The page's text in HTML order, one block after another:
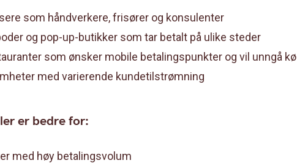
som håndverkere, frisører og konsulenter
og pop-up-butikker som tar betalt på ulike steder
som ønsker mobile betalingspunkter og vil unngå kø
med varierende kundetilstrømning
er bedre for:
med høy betalingsvolum